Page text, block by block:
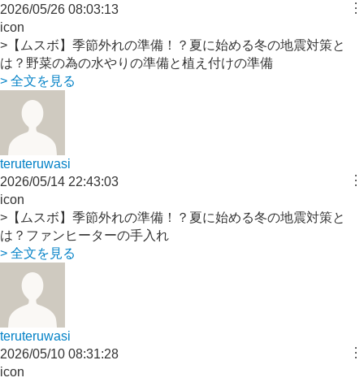
︙
2026/05/26 08:03:13
icon
>【ムスボ】季節外れの準備！？夏に始める冬の地震対策と
は？野菜の為の水やりの準備と植え付けの準備
> 全文を見る
teruteruwasi
︙
2026/05/14 22:43:03
icon
>【ムスボ】季節外れの準備！？夏に始める冬の地震対策と
は？ファンヒーターの手入れ
> 全文を見る
teruteruwasi
︙
2026/05/10 08:31:28
icon